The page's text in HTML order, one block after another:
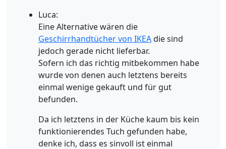
Luca:
Eine Alternative wären die
Geschirrhandtücher von IKEAdie sind
jedoch gerade nicht lieferbar.
Sofern ich das richtig mitbekommen habe
wurde von denen auch letztens bereits
einmal wenige gekauft und für gut
befunden.
Da ich letztens in der Küche kaum bis kein
funktionierendes Tuch gefunden habe,
denke ich, dass es sinvoll ist einmal